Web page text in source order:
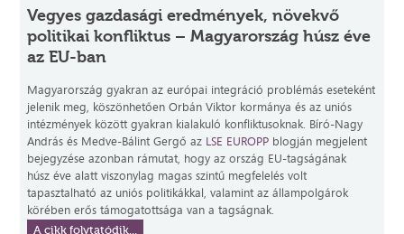
Vegyes gazdasági eredmények, növekvő
politikai konfliktus – Magyarország húsz éve
az EU-ban
Magyarország gyakran az európai integráció problémás eseteként
jelenik meg, köszönhetően Orbán Viktor kormánya és az uniós
intézmények között gyakran kialakuló konfliktusoknak. Bíró-Nagy
András és Medve-Bálint Gergő az LSE EUROPP blogján megjelent
bejegyzése azonban rámutat, hogy az ország EU-tagságának
húsz éve alatt viszonylag magas szintű megfelelés volt
tapasztalható az uniós politikákkal, valamint az állampolgárok
körében erős támogatottsága van a tagságnak.
A cikk folytatódik...